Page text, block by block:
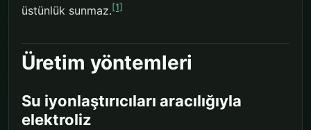
üstünlük sunmaz.[1]
Üretim yöntemleri
Su iyonlaştırıcıları aracılığıyla
elektroliz